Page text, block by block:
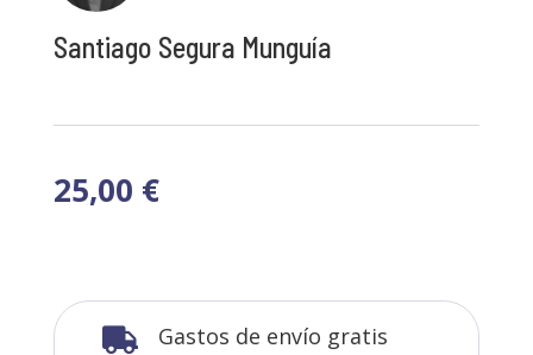
Santiago Segura Munguía
25,00 €
 Gastos de envío gratis